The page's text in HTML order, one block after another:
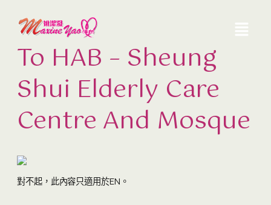
To HAB – Sheung
Shui Elderly Care
Centre And Mosque
對不起，此內容只適用於EN 。